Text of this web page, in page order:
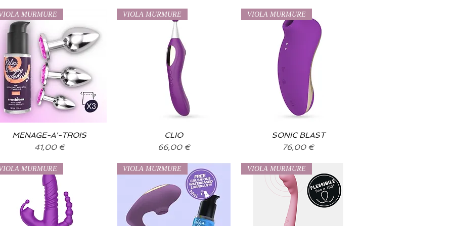
Vista rapida
MURMURE
MENAGE-A'-TROIS
Prezzo
41,00 €
Vista rapida
VIOLA MURMURE
CLIO
Prezzo
66,00 €
Vista rapida
VIOLA MURMURE
SONIC BLAST
Prezzo
76,00 €
MURMURE VIOLA MURMURE VIOLA MURMURE